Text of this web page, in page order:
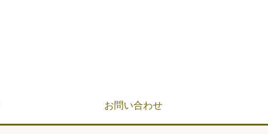
お問い合わせ